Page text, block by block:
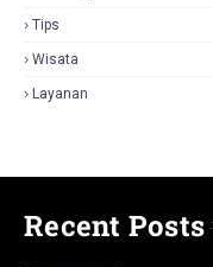
Tips
Wisata
Layanan
Recent Posts